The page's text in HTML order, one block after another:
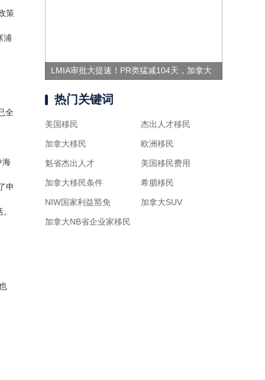
策
浦
全
海
申
LMIA审批大提速！PR类猛减104天，加拿大
移
热门关键词
美国移民
加拿大移民
魁省杰出人才
加拿大移民条件
NIW国家利益豁免
加拿大NB省企业家移民
杰出人才移民
欧洲移民
美国移民费用
希腊移民
加拿大SUV